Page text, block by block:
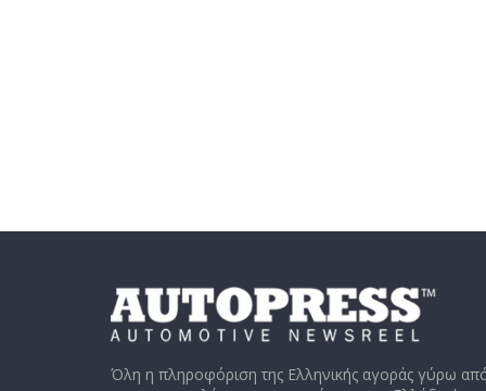
Όλη η πληροφόριση της Ελληνικής αγοράς γύρω